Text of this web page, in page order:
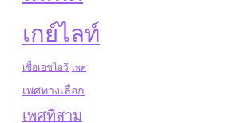
เกย์ไลท์
เชื้อเอชไอวี เพศ
เพศทางเลือก
เพศที่สาม